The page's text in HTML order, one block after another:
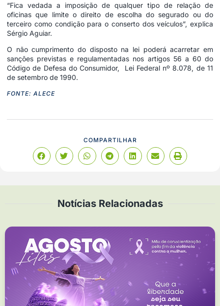
“Fica vedada a imposição de qualquer tipo de relação de
oficinas que limite o direito de escolha do segurado ou do
terceiro como condição para o conserto dos veículos”, explica
Sérgio Aguiar.
O não cumprimento do disposto na lei poderá acarretar em
sanções previstas e regulamentadas nos artigos 56 a 60 do
Código de Defesa do Consumidor, Lei Federal nº 8.078, de 11
de setembro de 1990.
FONTE: ALECE
COMPARTILHAR
Notícias Relacionadas